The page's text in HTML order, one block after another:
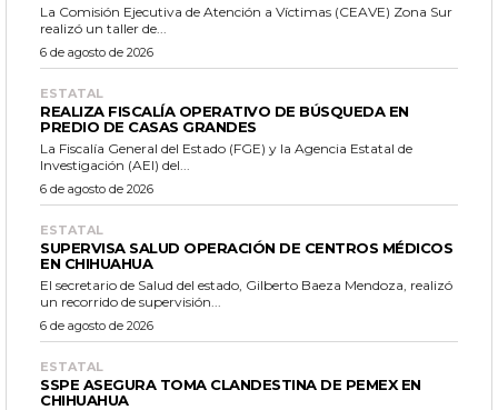
La Comisión Ejecutiva de Atención a Víctimas (CEAVE) Zona Sur
realizó un taller de...
6 de agosto de 2026
ESTATAL
REALIZA FISCALÍA OPERATIVO DE BÚSQUEDA EN
PREDIO DE CASAS GRANDES
La Fiscalía General del Estado (FGE) y la Agencia Estatal de
Investigación (AEI) del...
6 de agosto de 2026
ESTATAL
SUPERVISA SALUD OPERACIÓN DE CENTROS MÉDICOS
EN CHIHUAHUA
El secretario de Salud del estado, Gilberto Baeza Mendoza, realizó
un recorrido de supervisión...
6 de agosto de 2026
ESTATAL
SSPE ASEGURA TOMA CLANDESTINA DE PEMEX EN
CHIHUAHUA